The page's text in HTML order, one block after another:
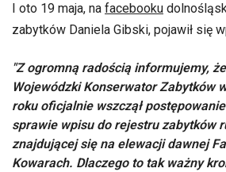
I oto 19 maja, na facebooku
zabytków Daniela Gibski, pojawił się
"Z ogromną radością informujemy,
Wojewódzki Konserwator Zabytków
roku oficjalnie wszczął
sprawie wpisu do rejestru zabytków
znajdującej się na elewacji dawnej
Kowarach. Dlaczego to tak ważny